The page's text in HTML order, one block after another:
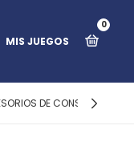
MIS JUEGOS
0
DE CONSOLAS